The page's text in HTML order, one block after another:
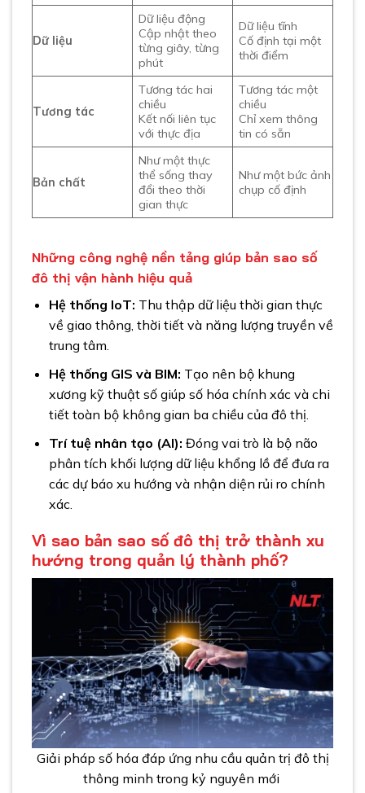
Dữ liệu
Dữ liệu động
Cập nhật theo
từng giây, từng
phút
Dữ liệu tĩnh
Cố định tại một
thời điểm
Tương tác
Tương tác hai
chiều
Kết nối liên tục
với thực địa
Tương tác một
chiều
Chỉ xem thông
tin có sẵn
Bản chất
Như một thực
thể sống thay
đổi theo thời
gian thực
Như một bức ảnh
chụp cố định
Những công nghệ nền tảng giúp bản sao số
đô thị vận hành hiệu quả
Hệ thống IoT: Thu thập dữ liệu thời gian thực
về giao thông, thời tiết và năng lượng truyền về
trung tâm.
Hệ thống GIS và BIM: Tạo nên bộ khung
xương kỹ thuật số giúp số hóa chính xác và chi
tiết toàn bộ không gian ba chiều của đô thị.
Trí tuệ nhân tạo (AI): Đóng vai trò là bộ não
phân tích khối lượng dữ liệu khổng lồ để đưa ra
các dự báo xu hướng và nhận diện rủi ro chính
xác.
Vì sao bản sao số đô thị trở thành xu
hướng trong quản lý thành phố?
Giải pháp số hóa đáp ứng nhu cầu quản trị đô thị
thông minh trong kỷ nguyên mới